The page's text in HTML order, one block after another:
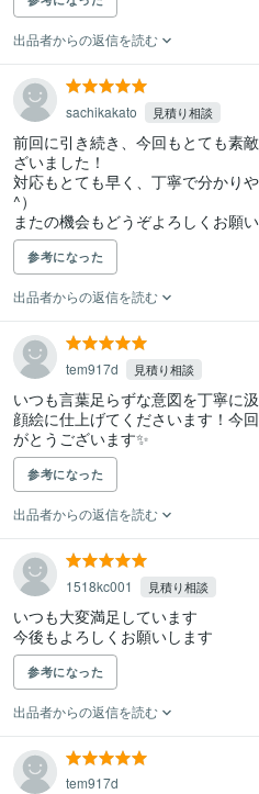
出品者からの返信を読む
sachikakato 見積り相談
前回に引き続き、今回もとても素
ざいました！
対応もとても早く、丁寧で分かり
^）
またの機会もどうぞよろしくお願い
参考になった
出品者からの返信を読む
tem917d 見積り相談
いつも言葉足らずな意図を丁寧に
顔絵に仕上げてくださいます！今
がとうございます✨
参考になった
出品者からの返信を読む
1518kc001 見積り相談
いつも大変満足しています
今後もよろしくお願いします
参考になった
出品者からの返信を読む
tem917d